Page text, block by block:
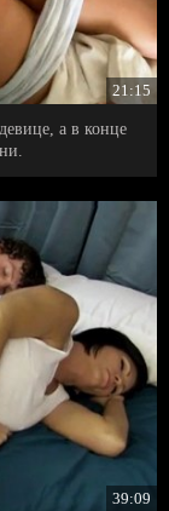
21:15
а в конце
39:09